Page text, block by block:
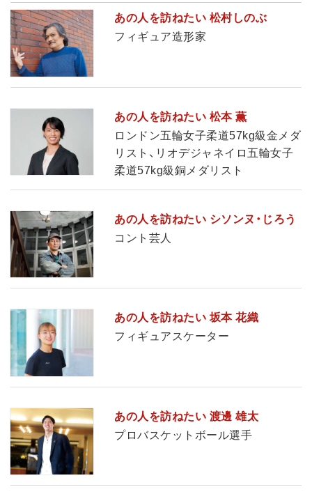
あの人を訪ねたい 松村しのぶ
フィギュア造形家
あの人を訪ねたい 松本 薫
ロンドン五輪女子柔道57kg級金メダ
リスト、リオデジャネイロ五輪女子
柔道57kg級銅メダリスト
あの人を訪ねたい シソンヌ・じろう
コント芸人
あの人を訪ねたい 坂本 花織
フィギュアスケーター
あの人を訪ねたい 渡邊 雄太
プロバスケットボール選手